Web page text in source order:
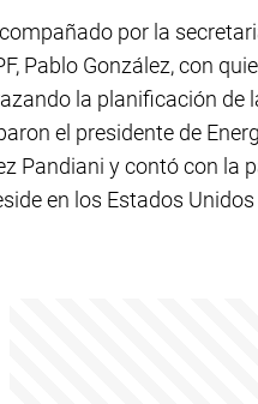
por la
Pablo González, con
la planificación de
el presidente de
Pandiani y contó con la
en los Estados